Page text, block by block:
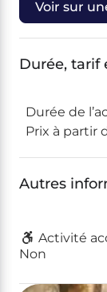
Voir sur
Durée, tarif
Durée de
Prix à partir
Autres
Activité
Non